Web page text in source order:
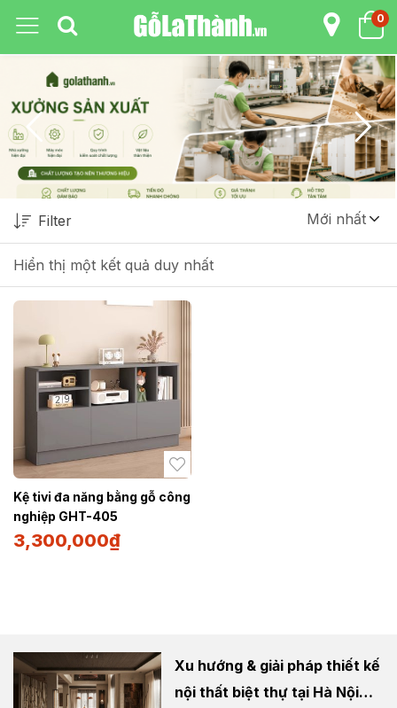
0
Hiển thị một kết quả duy nhất
Filter Mới nhất
Kệ tivi đa năng bằng gỗ công
nghiệp GHT-405
3,300,000₫
Xu hướng & giải pháp thiết kế
nội thất biệt thự tại Hà Nội